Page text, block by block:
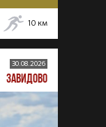
10 км
30.08.2026
ЗАВИДОВО